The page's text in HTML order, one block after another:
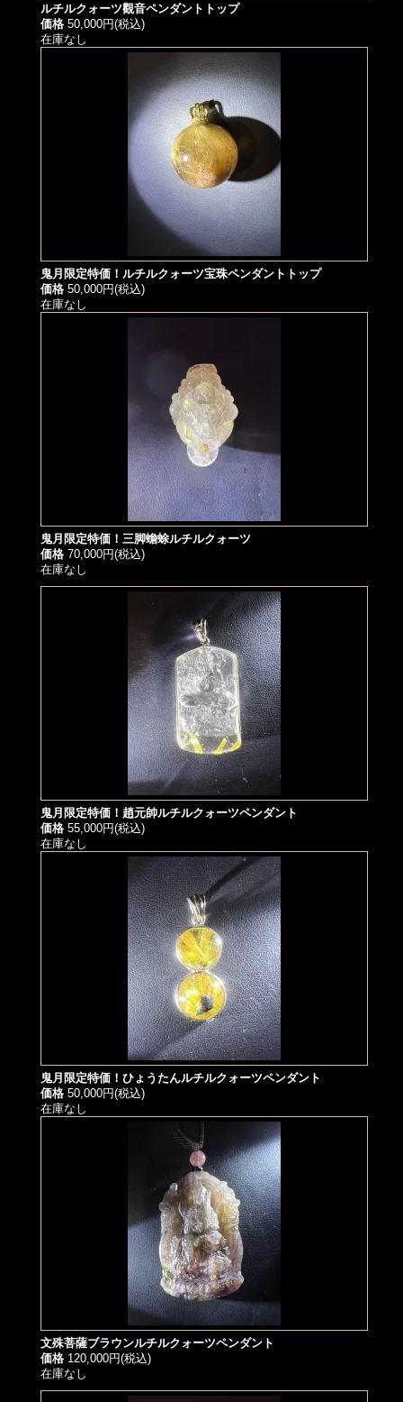
ルチルクォーツ觀音ペンダントトップ
価格 50,000円(税込)
在庫なし
鬼月限定特価！ルチルクォーツ宝珠ペンダントトップ
価格 50,000円(税込)
在庫なし
鬼月限定特価！三脚蟾蜍ルチルクォーツ
価格 70,000円(税込)
在庫なし
鬼月限定特価！趙元帥ルチルクォーツペンダント
価格 55,000円(税込)
在庫なし
鬼月限定特価！ひょうたんルチルクォーツペンダント
価格 50,000円(税込)
在庫なし
文殊菩薩ブラウンルチルクォーツペンダント
価格 120,000円(税込)
在庫なし